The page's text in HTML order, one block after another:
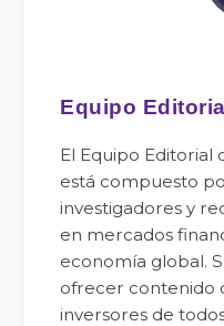
Equipo Editorial
El Equipo Editorial
está compuesto
investigadores y
en mercados
economía global.
ofrecer contenido
inversores de